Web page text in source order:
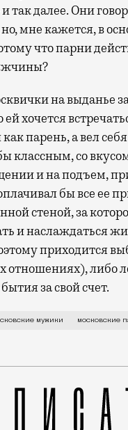
так далее. Они
мне кажется, в
что парни
на выданье
ей хочется
парень, а вел
классным, со
и на подъем,
бы все ее
стеной, за
и наслаждаться
приходится
отношениях), либо
за свой счет.
мужчины
мужики московские